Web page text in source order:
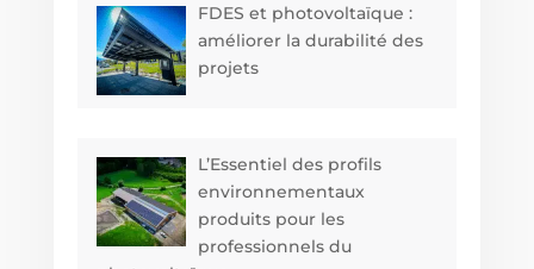
FDES et photovoltaïque :
améliorer la durabilité des
projets
L’Essentiel des profils
environnementaux
produits pour les
professionnels du